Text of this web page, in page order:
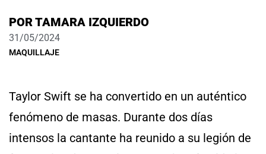
PORTAMARA IZQUIERDO
31/05/2024
MAQUILLAJE
Taylor Swift se ha convertido en un auténtico
fenómeno de masas. Durante dos días
intensos la cantante ha reunido a su legión de